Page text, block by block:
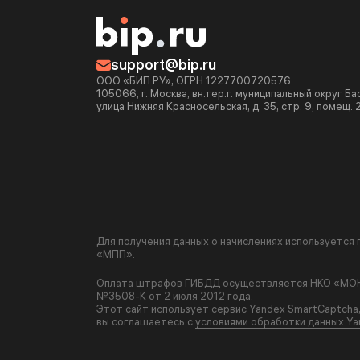
support@bip.ru
ООО «БИП.РУ», ОГРН 1227700720576.
105066, г. Москва, вн.тер.г. муниципальный округ
улица Нижняя Красносельская, д. 35, стр. 9, помещ.
Для получения данных о начислениях
«МПП».
Оплата штрафов ГИБДД осуществляется НКО
№3508-К от 2 июля 2012 года.
Этот сайт использует сервис Yandex
вы соглашаетесь сусловиями обработки данных